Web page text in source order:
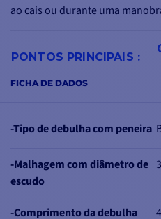
FICHA DE DADOS
-Tipo de debulha com peneira
-Malhagem com diâmetro de
escudo
-Comprimento da debulha
ao cais ou durante uma
PONTOS PRINCIPAIS :
Modelo B40
Conceção patenteada
Ideal para barcos até 8 metros